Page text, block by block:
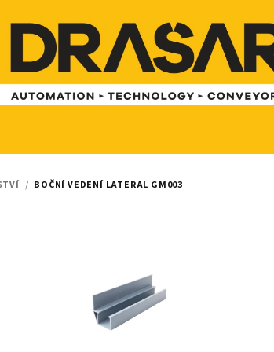
/ BOČNÍ VEDENÍ LATERAL GM003